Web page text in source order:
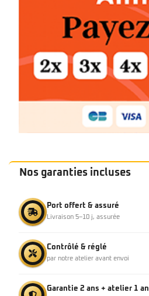
Nos garanties incluses
Port offert & assuré
Livraison 5–10 j, assurée
Contrôlé & réglé
par notre atelier avant envoi
Garantie 2 ans + atelier 1 an